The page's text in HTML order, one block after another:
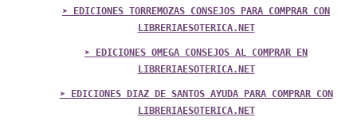
➤ EDICIONES TORREMOZAS CONSEJOS PARA COMPRAR CON
LIBRERIAESOTERICA.NET
➤ EDICIONES OMEGA CONSEJOS AL COMPRAR EN
LIBRERIAESOTERICA.NET
➤ EDICIONES DIAZ DE SANTOS AYUDA PARA COMPRAR CON
LIBRERIAESOTERICA.NET